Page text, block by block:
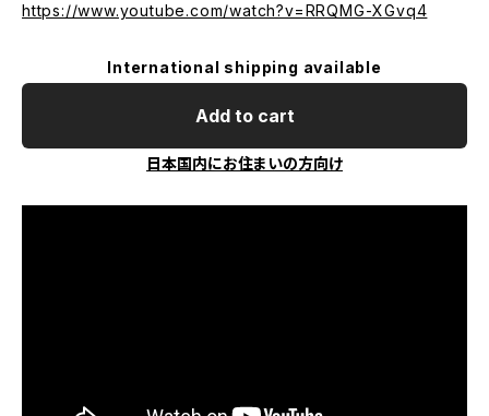
https://www.youtube.com/watch?v=RRQMG-XGvq4
International shipping available
Add to cart
日本国内にお住まいの方向け